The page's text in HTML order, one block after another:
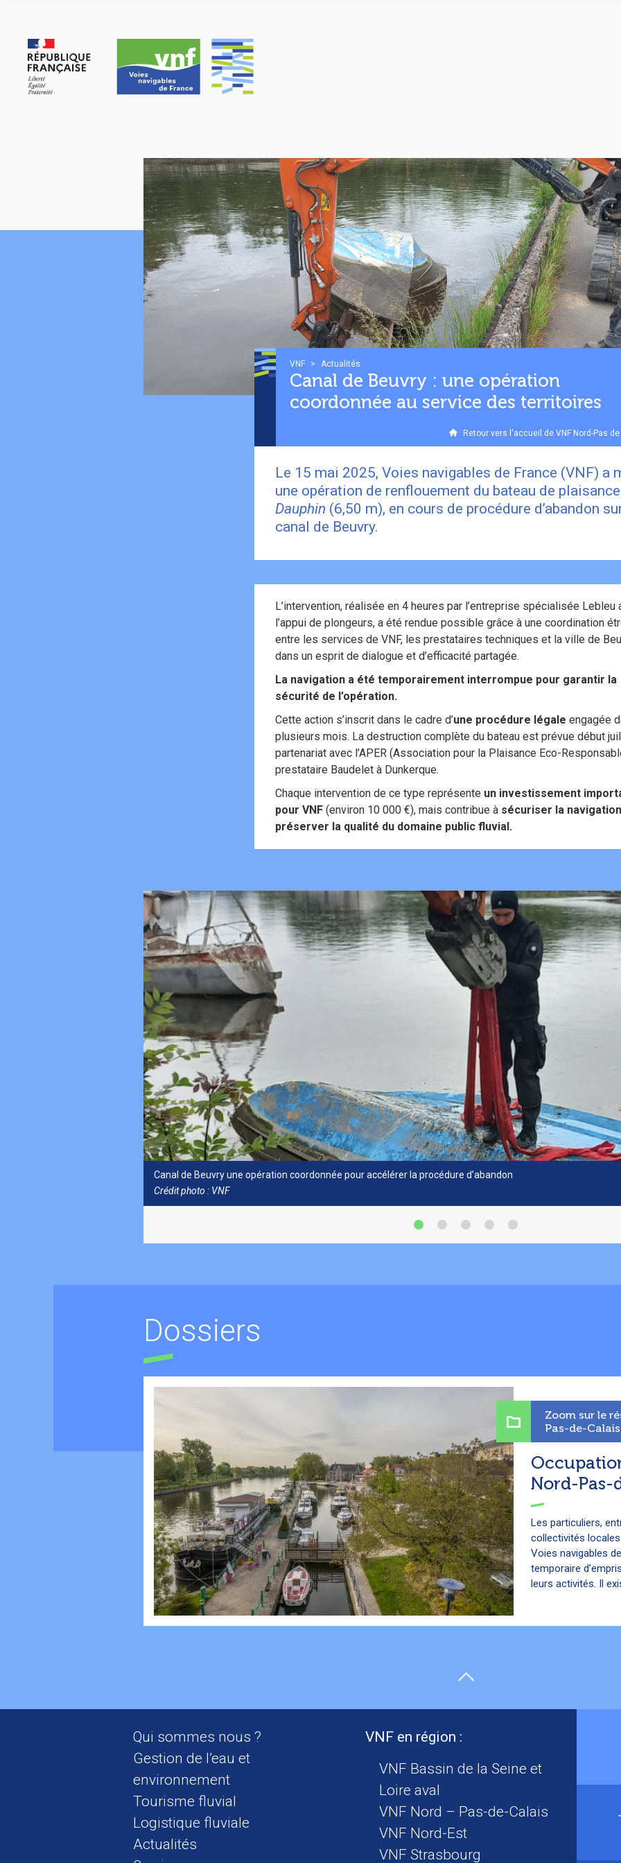
VNF > Actualités
Canal de Beuvry : une opération
coordonnée au service des territoires
Retour vers l'accueil de VNF Nord-Pas
Le 15 mai 2025, Voies navigables de France (VNF) a
une opération de renflouement du bateau de plaisance
Dauphin (6,50 m), en cours de procédure d’abandon
canal de Beuvry.
L’intervention, réalisée en 4 heures par l’entreprise spécialisée Lebleu
l’appui de plongeurs, a été rendue possible grâce à une coordination
entre les services de VNF, les prestataires techniques et la ville de
dans un esprit de dialogue et d’efficacité partagée.
La navigation a été temporairement interrompue pour garantir la
sécurité de l’opération.
Cette action s’inscrit dans le cadre d’une procédure légale engagée
plusieurs mois. La destruction complète du bateau est prévue début
partenariat avec l’APER (Association pour la Plaisance Eco-
prestataire Baudelet à Dunkerque.
Chaque intervention de ce type représente un investissement
pour VNF (environ 10 000 €), mais contribue à sécuriser la
préserver la qualité du domaine public fluvial.
Canal de Beuvry une opération coordonnée pour accélérer la procédure d’abandon
Crédit photo : VNF
Dossiers
Nord-Pas-
Les particuliers,
collectivités
Voies navigables
temporaire
leurs activités. Il
Zoom sur le
Pas-de-Calais
Qui sommes nous ?
Gestion de l’eau et
environnement
Tourisme fluvial
Logistique fluviale
Actualités
VNF en région :
VNF Bassin de la Seine et
Loire aval
VNF Nord – Pas-de-Calais
VNF Nord-Est
VNF Strasbourg